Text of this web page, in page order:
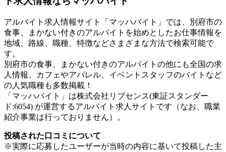
アルバイト求人情報サイト「マッハバイト」では、別府市の
食事、まかない付きのアルバイトを始めとしたお仕事情報を
地域、路線、職種、特徴などさまざまな方法で検索可能で
す。
別府市の食事、まかない付きのアルバイトの他にも全国の求
人情報、カフェやアパレル、イベントスタッフのバイトなど
の人気職種も多数掲載！
「マッハバイト」は株式会社リブセンス(東証スタンダー
ド:6054) が運営するアルバイト求人サイトです（なお、職業
紹介事業は行っておりません）。
投稿された口コミについて
※実際に応募したユーザーが当時の内容に基いて投稿した主